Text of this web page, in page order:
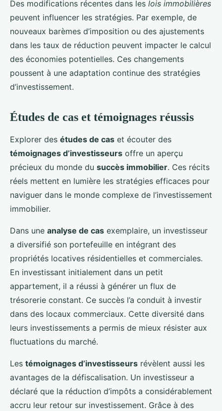
Des modifications récentes dans les lois immobilières
peuvent influencer les stratégies. Par exemple, de
nouveaux barèmes d’imposition ou des ajustements
dans les taux de réduction peuvent impacter le calcul
des économies potentielles. Ces changements
poussent à une adaptation continue des stratégies
d’investissement.
Études de cas et témoignages réussis
Explorer des études de cas et écouter des
témoignages d’investisseurs offre un aperçu
précieux du monde du succès immobilier. Ces récits
réels mettent en lumière les stratégies efficaces pour
naviguer dans le monde complexe de l’investissement
immobilier.
Dans une analyse de cas exemplaire, un investisseur
a diversifié son portefeuille en intégrant des
propriétés locatives résidentielles et commerciales.
En investissant initialement dans un petit
appartement, il a réussi à générer un flux de
trésorerie constant. Ce succès l’a conduit à investir
dans des locaux commerciaux. Cette diversité dans
leurs investissements a permis de mieux résister aux
fluctuations du marché.
Les témoignages d’investisseurs révèlent aussi les
avantages de la défiscalisation. Un investisseur a
déclaré que la réduction d’impôts a considérablement
accru leur retour sur investissement. Grâce à des